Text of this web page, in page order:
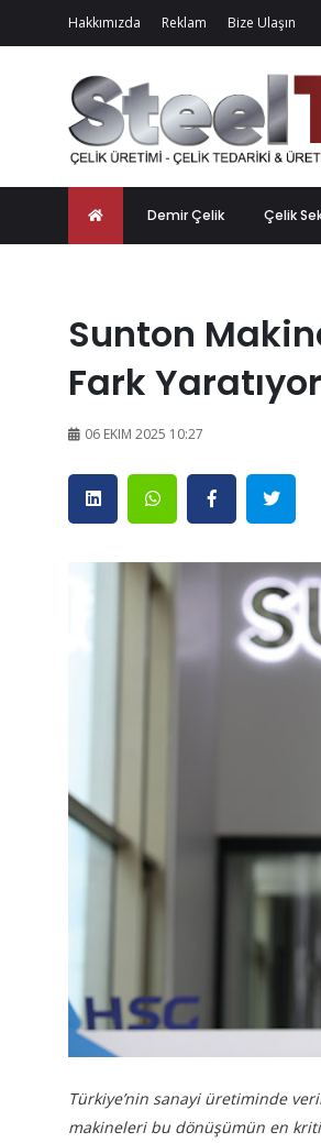
Hakkımızda Reklam Bize Ulaşın
Demir Çelik Çelik
Sunton
Fark Yaratıyor
06 EKIM 2025 10:27
Türkiye’nin sanayi üretiminde
makineleri bu dönüşümün en